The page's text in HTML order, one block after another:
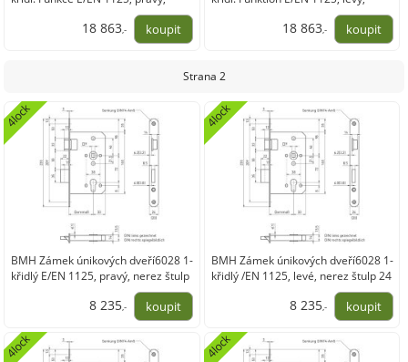
18 863,- 18 863,-
Strana 2
BMH Zámek únikových dveří6028 1-
křidlý E/EN 1125, pravý, nerez štulp
4lock
8 235,-
BMH Zámek únikových dveří6028 1-
křidlý /EN 1125, levé, nerez štulp 24
4lock
8 235,-
4lock 4lock